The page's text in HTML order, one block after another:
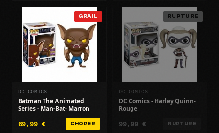
GRAIL
DC COMICS
Batman The Animated
Series - Man-Bat- Marron
69,99 € CHOPER
RUPTURE
DC COMICS
DC Comics - Harley Quinn-
Rouge
99,99 € RUPTURE